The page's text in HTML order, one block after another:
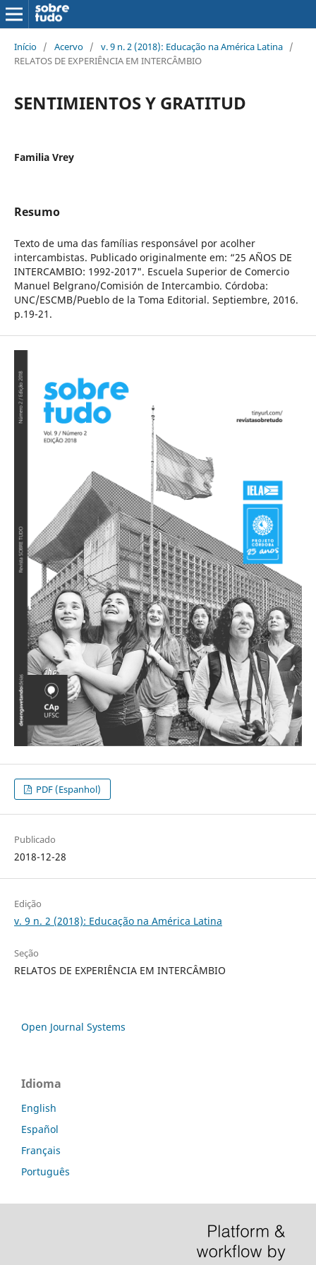
Início / Acervo / v. 9 n. 2 (2018): Educação na América Latina /
RELATOS DE EXPERIÊNCIA EM INTERCÂMBIO
SENTIMIENTOS Y GRATITUD
Familia Vrey
Resumo
Texto de uma das famílias responsável por acolher
intercambistas. Publicado originalmente em: “25 AÑOS DE
INTERCAMBIO: 1992-2017". Escuela Superior de Comercio
Manuel Belgrano/Comisión de Intercambio. Córdoba:
UNC/ESCMB/Pueblo de la Toma Editorial. Septiembre, 2016.
p.19-21.
PDF (Espanhol)
Publicado
2018-12-28
Edição
v. 9 n. 2 (2018): Educação na América Latina
Seção
RELATOS DE EXPERIÊNCIA EM INTERCÂMBIO
Open Journal Systems
Idioma
English
Español
Français
Português